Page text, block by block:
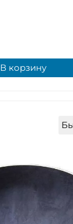
В корзину